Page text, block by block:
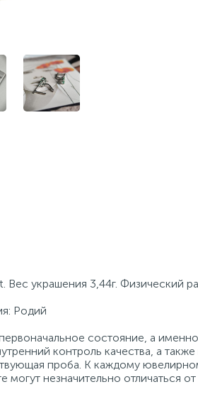
украшения 3,44г. Физический
Родий
состояние, а
контроль качества, а
проба. К каждому
незначительно отличаться